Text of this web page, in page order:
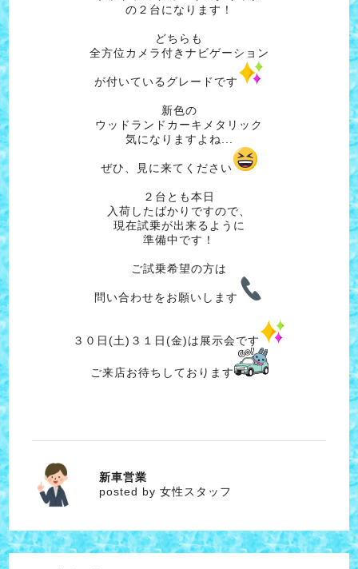
の２台になります！
どちらも
全方位カメラ付きナビゲーション
が付いているグレードです
新色の
ウッドランドカーキメタリック
気になりますよね...
ぜひ、見に来てください
２台とも本日
入荷したばかりですので、
現在試乗が出来るように
準備中です！
ご試乗希望の方は
問い合わせをお願いします
３０日(土)３１日(金)は展示会です
ご来店お待ちしております
女性スタッフ
新車営業
posted by 女性スタッフ